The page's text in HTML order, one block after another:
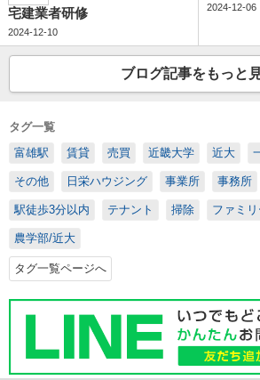
宅建業者研修
2024-12-10
2024-12-06
ブログ記事をもっと
タグ一覧
富雄駅
賃貸 売買 近畿大学 近大
その他 日栄ハウジング 事業所 事務所
駅徒歩3分以内 テナント 掃除 ファミリ
農学部/近大
タグ一覧ページへ